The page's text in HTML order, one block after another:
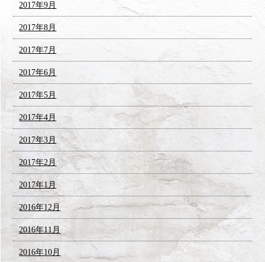
2017年9月
2017年8月
2017年7月
2017年6月
2017年5月
2017年4月
2017年3月
2017年2月
2017年1月
2016年12月
2016年11月
2016年10月